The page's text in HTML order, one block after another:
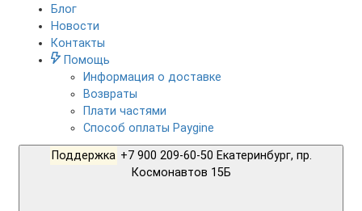
Блог
Новости
Контакты
Помощь
Информация о доставке
Возвраты
Плати частями
Способ оплаты Paygine
Поддержка +7 900 209-60-50 Екатеринбург, пр.